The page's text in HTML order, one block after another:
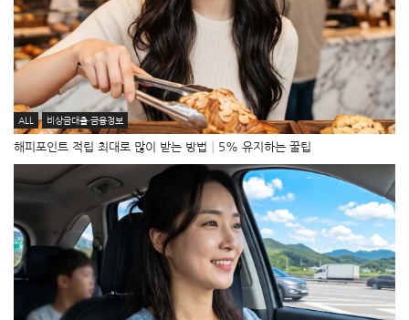
ALL 비상금대출·금융정보
해피포인트 적립 최대로 많이 받는 방법│5% 유지하는 꿀팁